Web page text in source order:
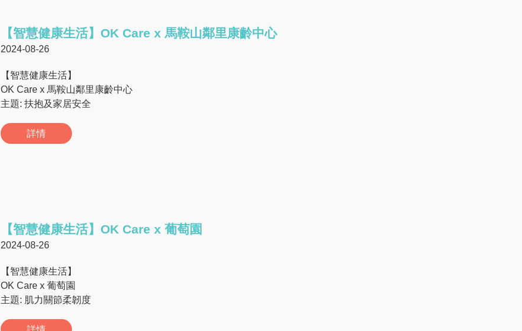
【智慧健康生活】OK Care x 馬鞍山鄰里康齡中心
2024-08-26
【智慧健康生活】
OK Care x 馬鞍山鄰里康齡中心
主題: 扶抱及家居安全
詳情
【智慧健康生活】OK Care x 葡萄園
2024-08-26
【智慧健康生活】
OK Care x 葡萄園
主題: 肌力關節柔韌度